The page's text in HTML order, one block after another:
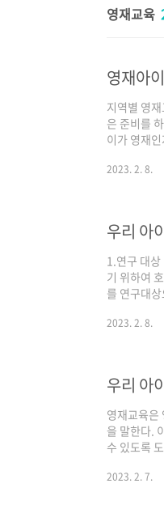
영재교육
영재아
지역별 영
은 준비를
이가 영재
하나에도
사용하는
었고, 영..
2023. 2. 8.
우리 아
1.연구 대
기 위하여
를 연구대
일정한 방법
머니들의
2023. 2. 8.
우리 아
영재교육은
을 말한다.
수 있도록
이룰 수 있
2023. 2. 7.